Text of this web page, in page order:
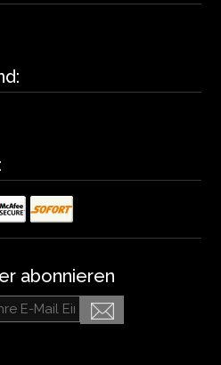
abonnieren